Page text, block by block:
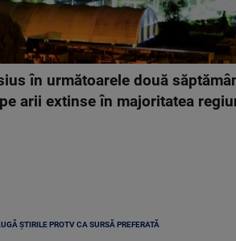
în următoarele două
arii extinse în majoritatea
ȘTIRILE PROTV CA SURSĂ PREFERATĂ